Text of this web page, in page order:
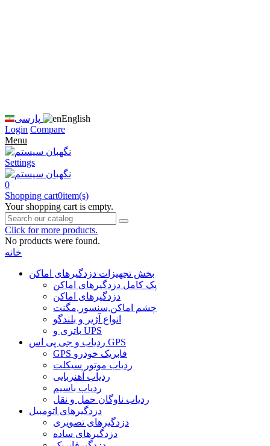
پارسی
English
Login Compare
Menu
Settings
0
Shopping cart0item(s)
Your shopping cart is empty.
Click for more products.
No products were found.
خانه
بخش تجهیزات دزدگیرهای اماکن
پک کامل دزدگیرهای اماکن
دزدگیرهای اماکن
چشم اماکن,سنسور,مگنت
انواع آژیر و بلندگو
باتری و UPS
ردیاب و جی پی اس GPS
GPS فابریک خودرو
ردیاب موتور سیکلت
ردیاب آهنربایی
ردیاب باسیم
ردیاب ناوگان حمل و نقل
دزدگیرهای اتومبیل
دزدگیرهای تصویری
دزدگیرهای ساده